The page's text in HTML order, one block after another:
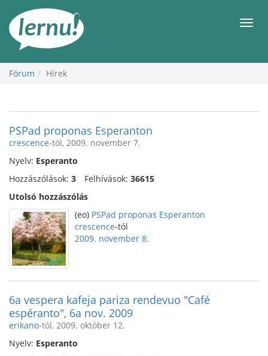
Fórum Hírek
PSPad proponas Esperanton
crescence-tól, 2009. november 7.
Nyelv: Esperanto
Hozzászólások: 3 Felhívások: 36615
Utolsó hozzászólás
(eo) PSPad proponas Esperanton
crescence-tól
2009. november 8.
6a vespera kafeja pariza rendevuo "Café
espéranto", 6a nov. 2009
erikano-tól, 2009. október 12.
Nyelv: Esperanto